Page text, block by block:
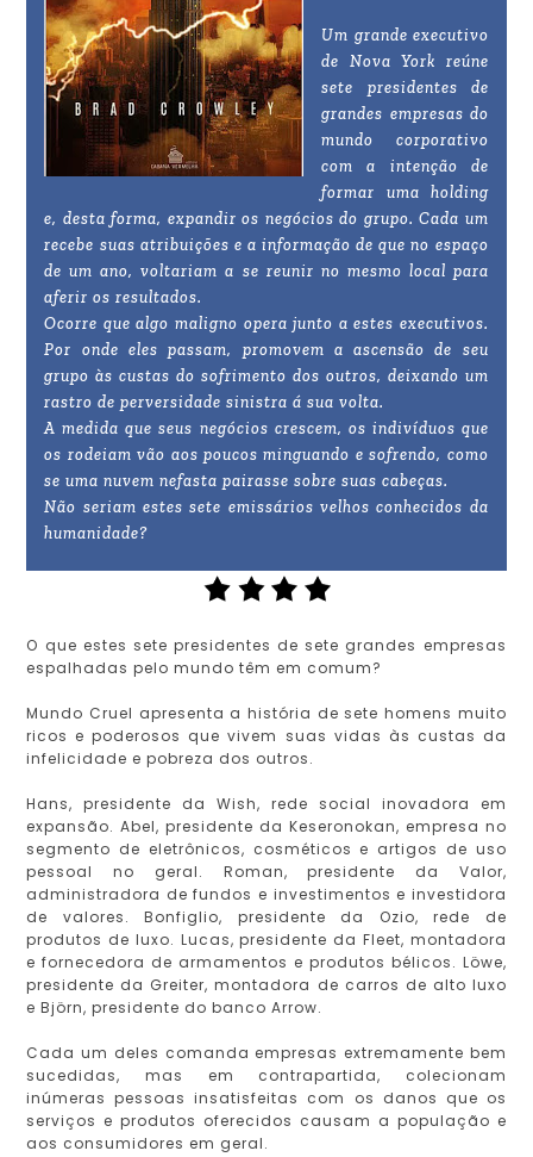
Um grande executivo
de Nova York reúne
sete presidentes de
grandes empresas do
mundo corporativo
com a intenção de
formar uma holding
e, desta forma, expandir os negócios do grupo. Cada um
recebe suas atribuições e a informação de que no espaço
de um ano, voltariam a se reunir no mesmo local para
aferir os resultados.
Ocorre que algo maligno opera junto a estes executivos.
Por onde eles passam, promovem a ascensão de seu
grupo às custas do sofrimento dos outros, deixando um
rastro de perversidade sinistra á sua volta.
A medida que seus negócios crescem, os indivíduos que
os rodeiam vão aos poucos minguando e sofrendo, como
se uma nuvem nefasta pairasse sobre suas cabeças.
Não seriam estes sete emissários velhos conhecidos da
humanidade?
O que estes sete presidentes de sete grandes empresas
espalhadas pelo mundo têm em comum?
Mundo Cruel apresenta a história de sete homens muito
ricos e poderosos que vivem suas vidas às custas da
infelicidade e pobreza dos outros.
Hans, presidente da Wish, rede social inovadora em
expansão. Abel, presidente da Keseronokan, empresa no
segmento de eletrônicos, cosméticos e artigos de uso
pessoal no geral. Roman, presidente da Valor,
administradora de fundos e investimentos e investidora
de valores. Bonfiglio, presidente da Ozio, rede de
produtos de luxo. Lucas, presidente da Fleet, montadora
e fornecedora de armamentos e produtos bélicos. Löwe,
presidente da Greiter, montadora de carros de alto luxo
e Björn, presidente do banco Arrow.
Cada um deles comanda empresas extremamente bem
sucedidas, mas em contrapartida, colecionam
inúmeras pessoas insatisfeitas com os danos que os
serviços e produtos oferecidos causam a população e
aos consumidores em geral.